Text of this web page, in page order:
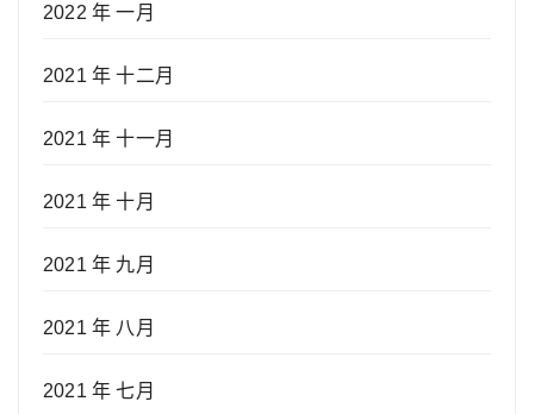
2022 年 一月
2021 年 十二月
2021 年 十一月
2021 年 十月
2021 年 九月
2021 年 八月
2021 年 七月